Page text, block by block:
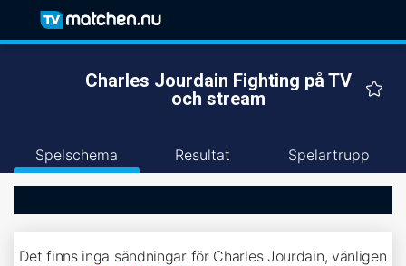
Charles Jourdain Fighting på TV
och stream
Spelschema Resultat Spelartrupp
Det finns inga sändningar för Charles Jourdain, vänligen